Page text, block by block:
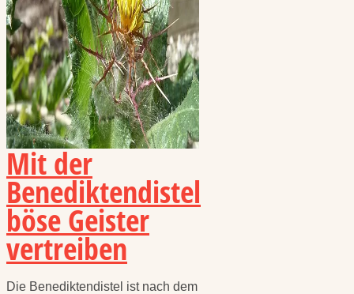
Mit der
Benediktendistel
böse Geister
vertreiben
Die Benediktendistel ist nach dem